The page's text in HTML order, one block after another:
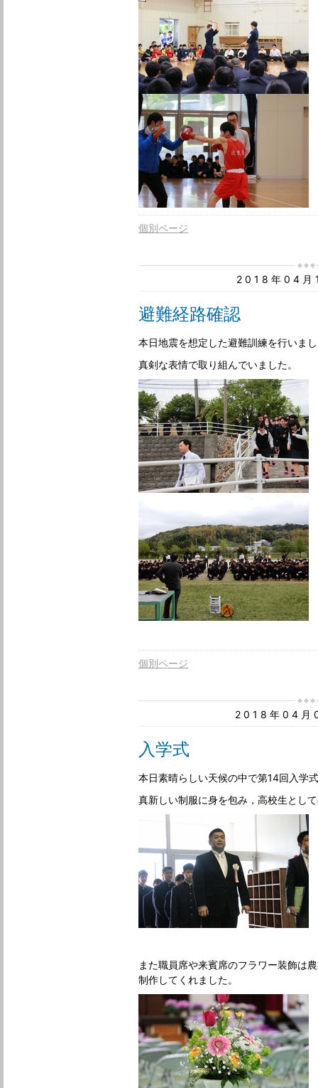
個別ページ
2018年04月
避難経路確認
本日地震を想定した避難訓練を行いま
真剣な表情で取り組んでいました。
個別ページ
2018年04月
入学式
本日素晴らしい天候の中で第14回入学
真新しい制服に身を包み，高校生とし
また職員席や来賓席のフラワー装飾は
制作してくれました。